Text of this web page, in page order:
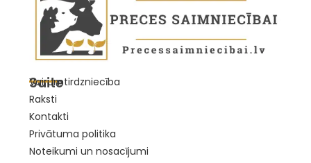
Saite
Vairumtirdzniecība
Raksti
Kontakti
Privātuma politika
Noteikumi un nosacījumi